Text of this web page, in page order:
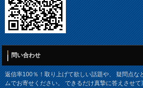
問い合わせ
返信率100％！取り上げて欲しい話題や、 疑問点な
ムでお寄せください。 できるだけ真摯に答えさせて